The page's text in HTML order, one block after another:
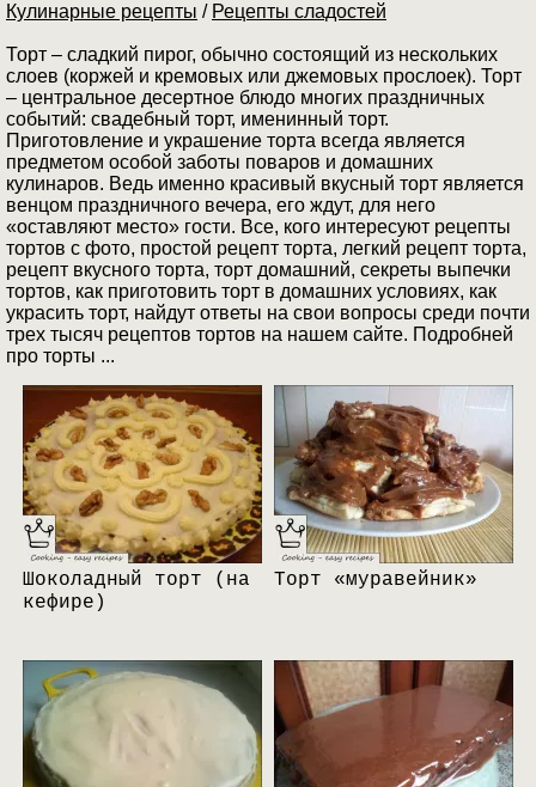
Кулинарные рецепты / Рецепты сладостей
Торт – сладкий пирог, обычно состоящий из нескольких
слоев (коржей и кремовых или джемовых прослоек). Торт
– центральное десертное блюдо многих праздничных
событий: свадебный торт, именинный торт.
Приготовление и украшение торта всегда является
предметом особой заботы поваров и домашних
кулинаров. Ведь именно красивый вкусный торт является
венцом праздничного вечера, его ждут, для него
«оставляют место» гости. Все, кого интересуют рецепты
тортов с фото, простой рецепт торта, легкий рецепт торта,
рецепт вкусного торта, торт домашний, секреты выпечки
тортов, как приготовить торт в домашних условиях, как
украсить торт, найдут ответы на свои вопросы среди почти
трех тысяч рецептов тортов на нашем сайте. Подробней
про торты ...
Шоколадный торт (на
кефире)
Торт «муравейник»